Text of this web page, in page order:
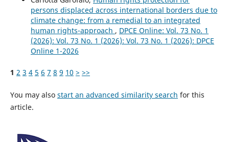
persons displaced across international borders due to
climate change: from a remedial to an integrated
human rights-approach , DPCE Online: Vol. 73 No. 1
(2026): Vol. 73 No. 1 (2026): Vol. 73 No. 1 (2026): DPCE
Online 1-2026
1 2 3 4 5 6 7 8 9 10 > >>
You may also start an advanced similarity search for this
article.